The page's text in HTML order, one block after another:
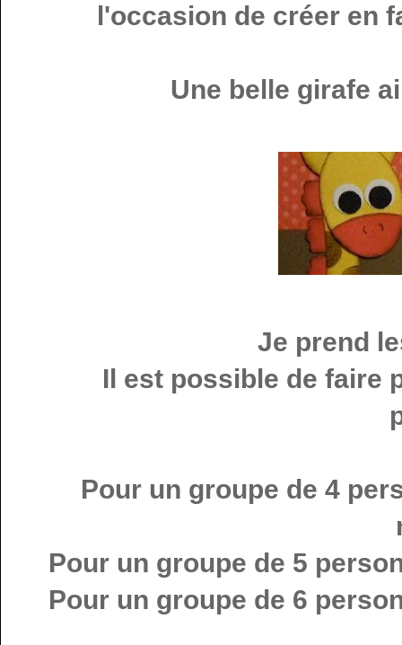
l'occasion de créer en
Une belle girafe
Je prend
Il est possible de faire
Pour un groupe de 4
Pour un groupe de 5
Pour un groupe de 6